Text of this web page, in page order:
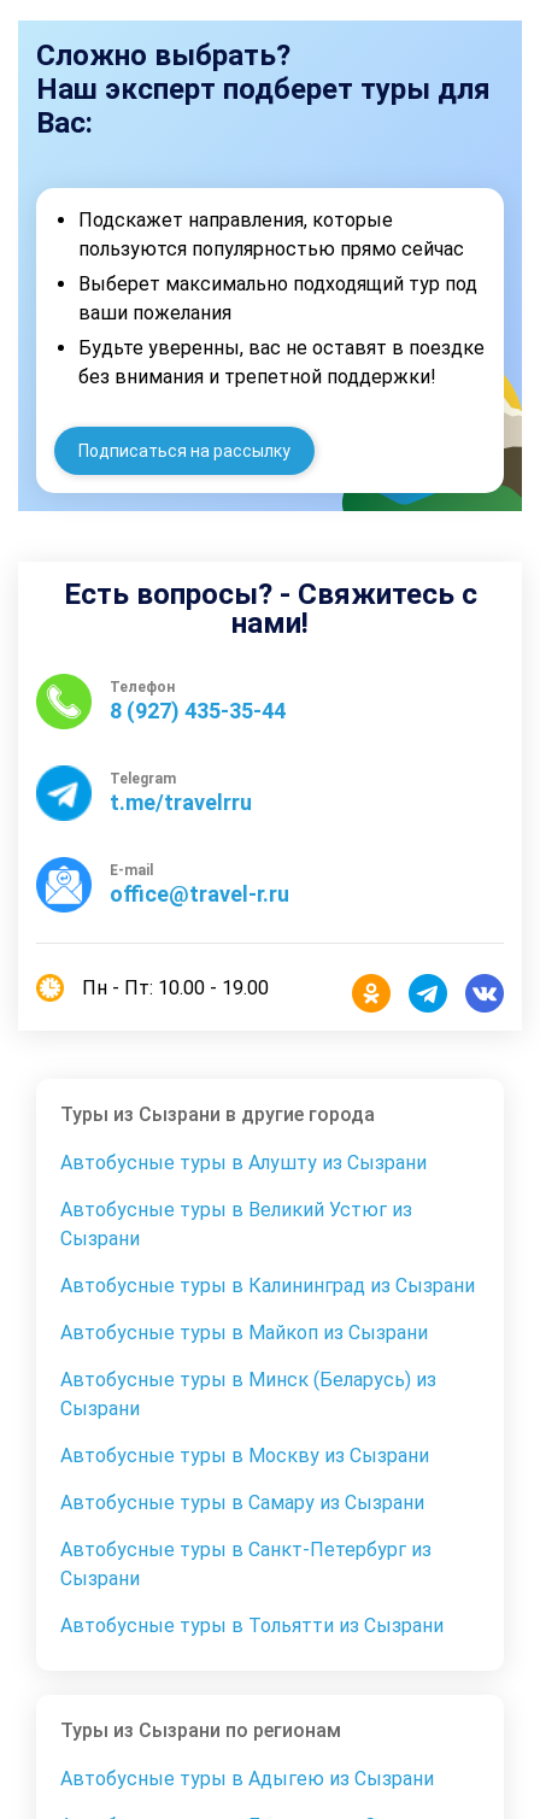
Сложно выбрать?
Наш эксперт подберет туры для
Вас:
Подскажет направления, которые
пользуются популярностью прямо сейчас
Выберет максимально подходящий тур под
ваши пожелания
Будьте уверенны, вас не оставят в поездке
без внимания и трепетной поддержки!
Подписаться на рассылку
Есть вопросы? - Свяжитесь с
нами!
Телефон
8 (927) 435-35-44
Telegram
t.me/travelrru
E-mail
office@travel-r.ru
Пн - Пт: 10.00 - 19.00
Туры из Сызрани в другие города
Автобусные туры в Алушту из Сызрани
Автобусные туры в Великий Устюг из
Сызрани
Автобусные туры в Калининград из Сызрани
Автобусные туры в Майкоп из Сызрани
Автобусные туры в Минск (Беларусь) из
Сызрани
Автобусные туры в Москву из Сызрани
Автобусные туры в Самару из Сызрани
Автобусные туры в Санкт-Петербург из
Сызрани
Автобусные туры в Тольятти из Сызрани
Туры из Сызрани по регионам
Автобусные туры в Адыгею из Сызрани